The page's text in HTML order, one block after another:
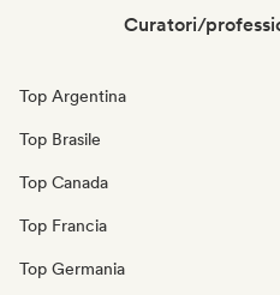
Curatori/
Top Argentina
Top Brasile
Top Canada
Top Francia
Top Germania